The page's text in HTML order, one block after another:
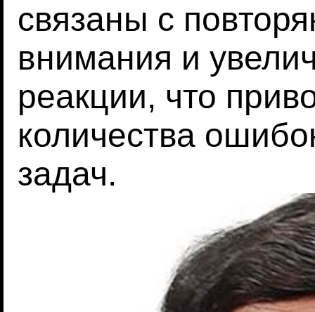
связаны с
внимания и
реакции, что
количества
задач.